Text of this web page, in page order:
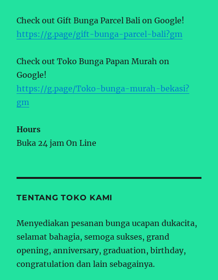
Check out Gift Bunga Parcel Bali on Google!
https://g.page/gift-bunga-parcel-bali?gm
Check out Toko Bunga Papan Murah on
Google!
https://g.page/Toko-bunga-murah-bekasi?
gm
Hours
Buka 24 jam On Line
TENTANG TOKO KAMI
Menyediakan pesanan bunga ucapan dukacita,
selamat bahagia, semoga sukses, grand
opening, anniversary, graduation, birthday,
congratulation dan lain sebagainya.